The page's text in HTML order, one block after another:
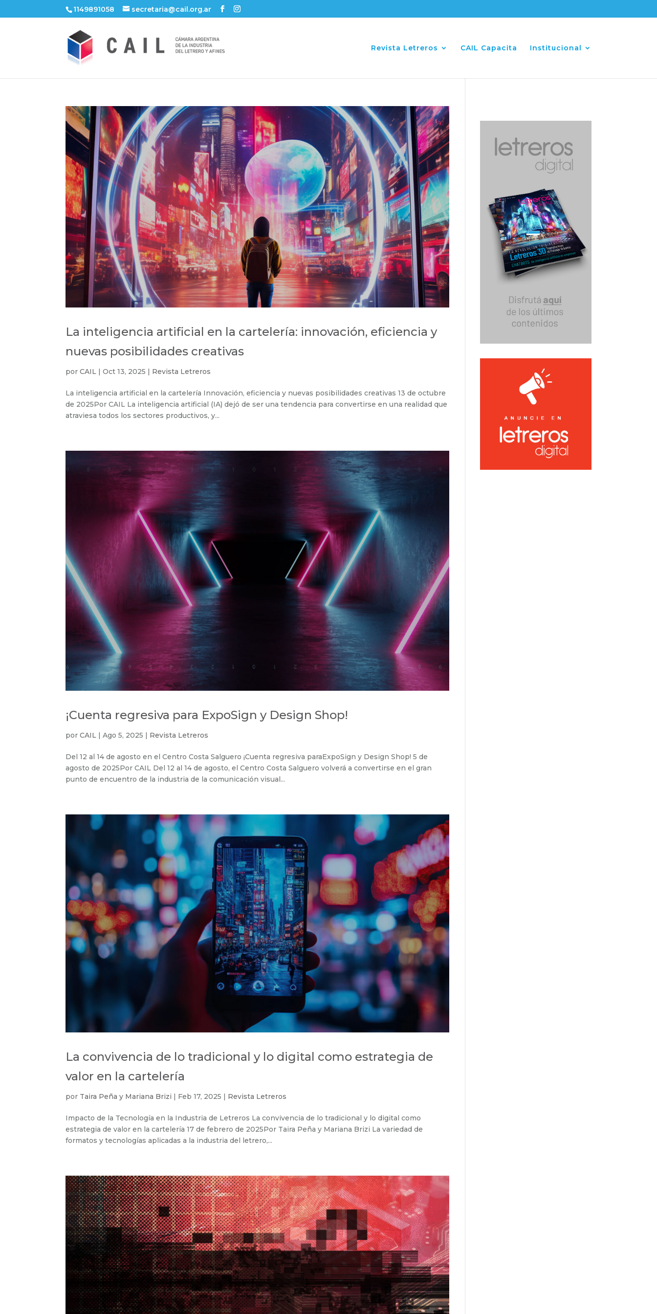
1149891058 secretaria@cail.org.ar
Revista Letreros CAIL Capacita Institucional
La inteligencia artificial en la cartelería: innovación, eficiencia y
nuevas posibilidades creativas
porCAIL |Oct 13, 2025 Revista Letreros
La inteligencia artificial en la cartelería Innovación, eficiencia y nuevas posibilidades creativas 13 de octubre
de 2025Por CAIL La inteligencia artificial (IA) dejó de ser una tendencia para convertirse en una realidad que
atraviesa todos los sectores productivos, y...
¡Cuenta regresiva para ExpoSign y Design Shop!
porCAIL |Ago 5, 2025 | Revista Letreros
Del 12 al 14 de agosto en el Centro Costa Salguero ¡Cuenta regresiva paraExpoSign y Design Shop! 5 de
agosto de 2025Por CAIL Del 12 al 14 de agosto, el Centro Costa Salguero volverá a convertirse en el gran
punto de encuentro de la industria de la comunicación visual...
La convivencia de lo tradicional y lo digital como estrategia de
valor en la cartelería
por Taira Peña y Mariana Brizi | Feb 17, 2025 | Revista Letreros
Impacto de la Tecnología en la Industria de Letreros La convivencia de lo tradicional y lo digital como
estrategia de valor en la cartelería 17 de febrero de 2025Por Taira Peña y Mariana Brizi La variedad de
formatos y tecnologías aplicadas a la industria del letrero,...